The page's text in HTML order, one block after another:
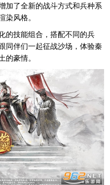
加了全新的战斗方式和兵种系
染风格。
的技能组合，搭配不同的兵
同伴们一起征战沙场，体验秦
的豪情。